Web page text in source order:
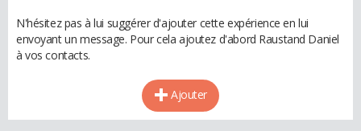
N'hésitez pas à lui suggérer d'ajouter cette expérience en lui
envoyant un message. Pour cela ajoutez d'abord Raustand Daniel
à vos contacts.
Ajouter